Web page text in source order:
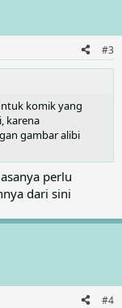
#3
komik yang
karena
gambar alibi
perlu
dari sini
#4